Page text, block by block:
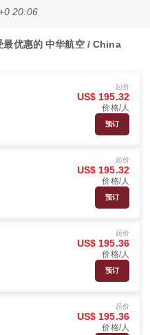
20:06
最优惠的 中华航空 / China
起价
US$ 195.32
价格/人
预订
起价
US$ 195.32
价格/人
预订
起价
US$ 195.36
价格/人
预订
起价
US$ 195.36
价格/人